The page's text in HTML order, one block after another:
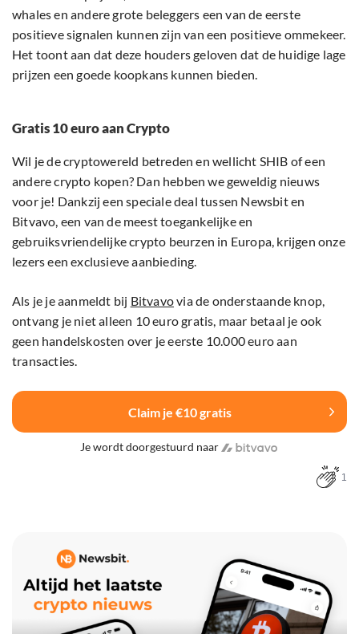
whales en andere grote beleggers een van de eerste
positieve signalen kunnen zijn van een positieve ommekeer.
Het toont aan dat deze houders geloven dat de huidige lage
prijzen een goede koopkans kunnen bieden.
Gratis 10 euro aan Crypto
Wil je de cryptowereld betreden en wellicht SHIB of een
andere crypto kopen? Dan hebben we geweldig nieuws
voor je! Dankzij een speciale deal tussen Newsbit en
Bitvavo, een van de meest toegankelijke en
gebruiksvriendelijke crypto beurzen in Europa, krijgen onze
lezers een exclusieve aanbieding.
Als je je aanmeldt bij Bitvavovia de onderstaande knop,
ontvang je niet alleen 10 euro gratis, maar betaal je ook
geen handelskosten over je eerste 10.000 euro aan
transacties.
Claim je €10 gratis
Je wordt doorgestuurd naar
1